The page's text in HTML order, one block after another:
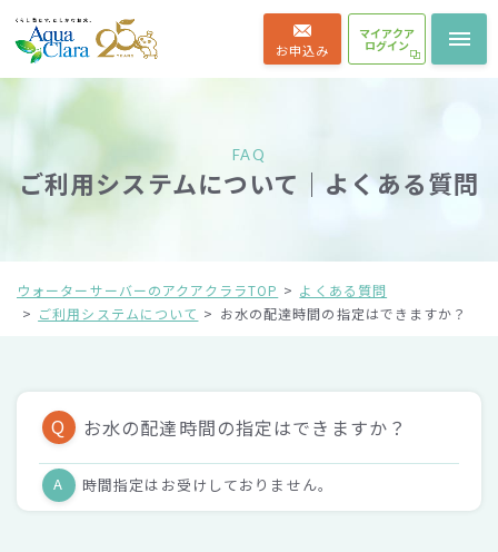
お申込み
マイアクア
ログイン
FAQ
ご利用システムについて｜よくある質問
ウォーターサーバーのアクアクララTOP
よくある質問
ご利用システムについて
お水の配達時間の指定はできますか？
Q お水の配達時間の指定はできますか？
A 時間指定はお受けしておりません。